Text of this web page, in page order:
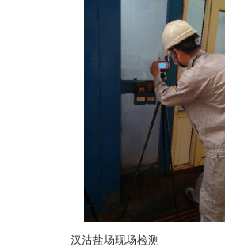
汉沽盐场现场检测